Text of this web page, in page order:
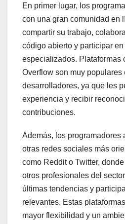
En primer lugar, los
con una gran comunidad en
compartir su trabajo,
código abierto y participar en
especializados. Plataformas
Overflow son muy populares
desarrolladores, ya que les
experiencia y recibir
contribuciones.
Además, los programadores
otras redes sociales más
como Reddit o Twitter,
otros profesionales del
últimas tendencias y
relevantes. Estas
mayor flexibilidad y un